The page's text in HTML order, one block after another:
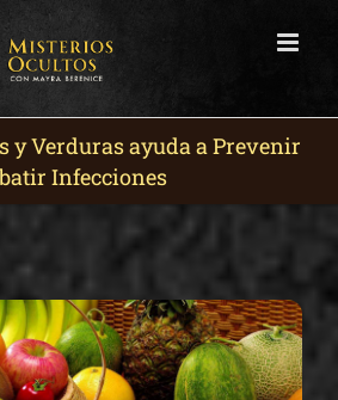
y Verduras ayuda a Prevenir
Infecciones